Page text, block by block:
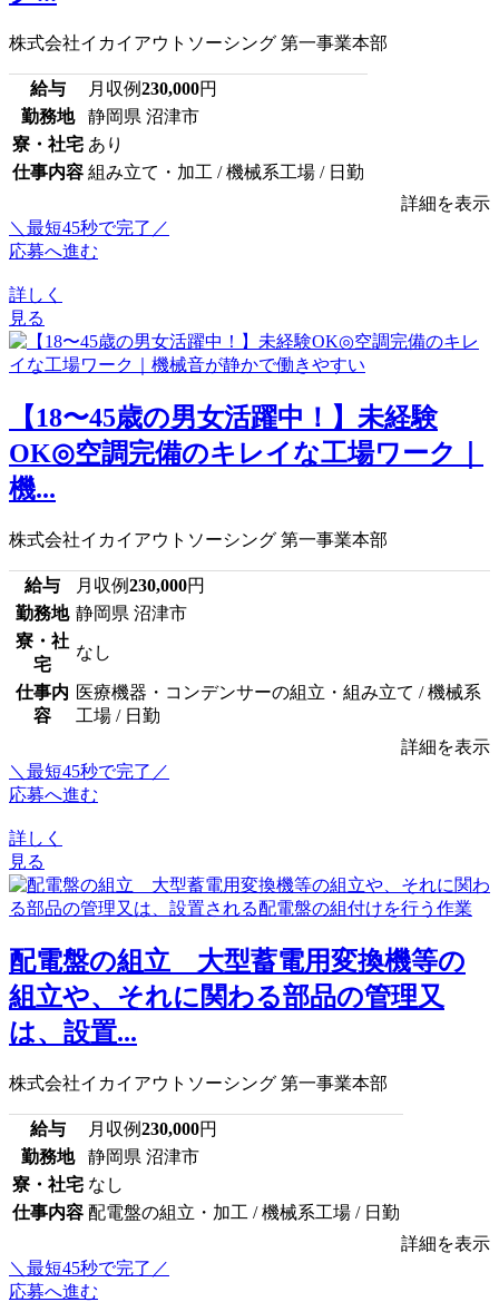
株式会社イカイアウトソーシング 第一事業本部
給与 月収例230,000円
勤務地
静岡県 沼津市
寮・社宅 あり
仕事内容 組み立て・加工 / 機械系工場 / 日勤
詳細を表示
＼最短45秒で完了／
応募へ進む
詳しく
見る
【18〜45歳の男女活躍中！】未経験
OK◎空調完備のキレイな工場ワーク｜
機...
株式会社イカイアウトソーシング 第一事業本部
給与 月収例230,000円
勤務地 静岡県 沼津市
寮・社
宅
なし
仕事内
容
医療機器・コンデンサーの組立・組み立て / 機械系
工場 / 日勤
詳細を表示
＼最短45秒で完了／
応募へ進む
詳しく
見る
配電盤の組立 大型蓄電用変換機等の
組立や、それに関わる部品の管理又
は、設置...
株式会社イカイアウトソーシング 第一事業本部
給与 月収例230,000円
勤務地
静岡県 沼津市
寮・社宅 なし
仕事内容 配電盤の組立・加工 / 機械系工場 / 日勤
詳細を表示
＼最短45秒で完了／
応募へ進む